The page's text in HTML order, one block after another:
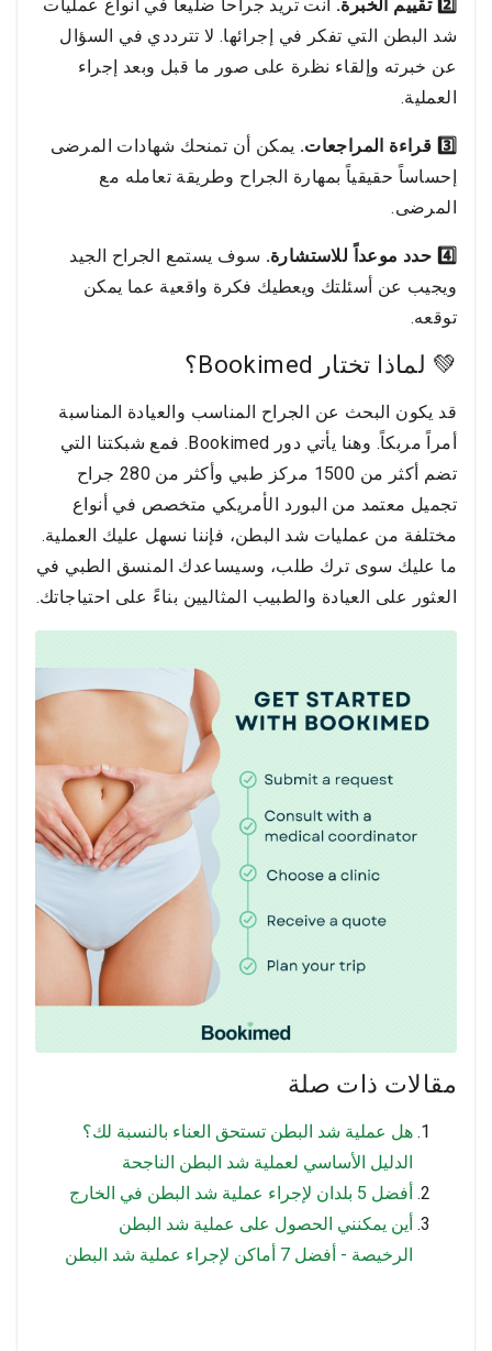
2️⃣ تقييم الخبرة.
أنت تريد جراحاً ضليعاً في أنواع عمليات
شد البطن التي تفكر في إجرائها. لا تترددي في السؤال
عن خبرته وإلقاء نظرة على صور ما قبل وبعد إجراء
العملية.
3️⃣ قراءة المراجعات.
يمكن أن تمنحك شهادات المرضى
إحساساً حقيقياً بمهارة الجراح وطريقة تعامله مع
المرضى.
4️⃣ حدد موعداً للاستشارة.
سوف يستمع الجراح الجيد
ويجيب عن أسئلتك ويعطيك فكرة واقعية عما يمكن
توقعه.
💚 لماذا تختار Bookimed؟
قد يكون البحث عن الجراح المناسب والعيادة المناسبة
أمراً مربكاً. وهنا يأتي دور Bookimed. فمع شبكتنا التي
تضم أكثر من 1500 مركز طبي وأكثر من 280 جراح
تجميل معتمد من البورد الأمريكي متخصص في أنواع
مختلفة من عمليات شد البطن، فإننا نسهل عليك العملية.
ما عليك سوى ترك طلب، وسيساعدك المنسق الطبي في
العثور على العيادة والطبيب المثاليين بناءً على احتياجاتك.
مقالات ذات صلة
هل عملية شد البطن تستحق العناء بالنسبة لك؟
الدليل الأساسي لعملية شد البطن الناجحة
أفضل 5 بلدان لإجراء عملية شد البطن في الخارج
أين يمكنني الحصول على عملية شد البطن
الرخيصة - أفضل 7 أماكن لإجراء عملية شد البطن